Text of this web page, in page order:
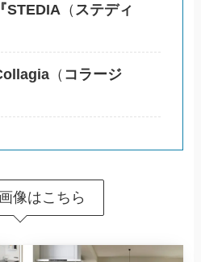
STEDIA （ ステディ
（ コラージ
像はこちら